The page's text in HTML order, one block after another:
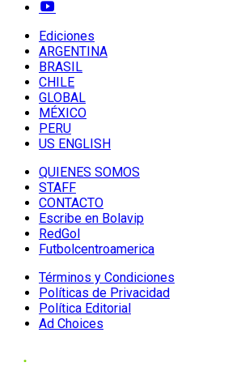
Ediciones
ARGENTINA
BRASIL
CHILE
GLOBAL
MÉXICO
PERU
US ENGLISH
QUIENES SOMOS
STAFF
CONTACTO
Escribe en Bolavip
RedGol
Futbolcentroamerica
Términos y Condiciones
Políticas de Privacidad
Política Editorial
Ad Choices